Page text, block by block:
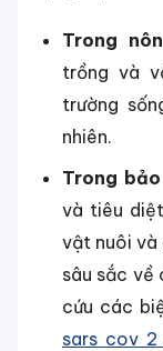
Trong
trồng và
trường
nhiên.
Trong
và tiêu
vật nuôi và
sâu sắc về
cứu các
sars cov